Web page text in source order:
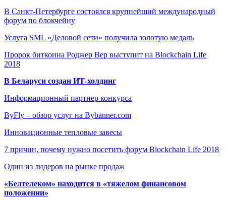
В Санкт-Петербурге состоялся крупнейший международный
форум по блокчейну
Услуга SML «Деловой сети» получила золотую медаль
Пророк биткоина Роджер Вер выступит на Blockchain Life
2018
В Беларуси создан ИТ-холдинг
Информационный партнер конкурса
ByFly – обзор услуг на Bybanner.com
Инновационные тепловые завесы
7 причин, почему нужно посетить форум Blockchain Life 2018
Один из лидеров на рынке продаж
«Белтелеком» находится в «тяжелом финансовом
положении»